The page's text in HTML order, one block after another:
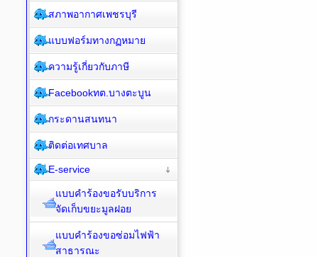
สภาพอากาศเพชรบุรี
แบบฟอร์มทางกฏหมาย
ความรู้เกี่ยวกับภาษี
Facebookทต.บางตะบูน
กระดานสนทนา
ติดต่อเทศบาล
E-service
แบบคำร้องขอรับบริการ
จัดเก็บขยะมูลฝอย
แบบคำร้องขอซ่อมไฟฟ้า
สาธารณะ